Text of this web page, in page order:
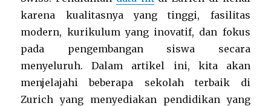
karena kualitasnya yang tinggi, fasilitas
modern, kurikulum yang inovatif, dan fokus
pada pengembangan siswa secara
menyeluruh. Dalam artikel ini, kita akan
menjelajahi beberapa sekolah terbaik di
Zurich yang menyediakan pendidikan yang